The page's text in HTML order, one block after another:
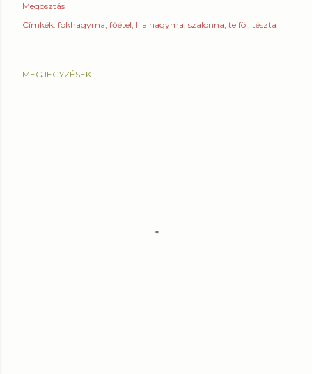
Megosztás
Címkék: fokhagyma főétel lila hagyma szalonna tejföl tészta
MEGJEGYZÉSEK